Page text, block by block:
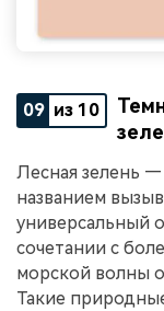
09 из 10
Лесная зелень
названием
универсальный
сочетании с
морской волны
Такие